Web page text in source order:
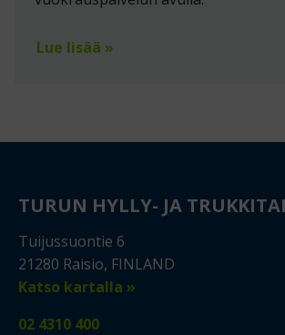
Lue lisää »
TURUN HYLLY- JA
Tuijussuontie 6
21280 Raisio, FINLAND
Katso kartalla »
02 4310 400